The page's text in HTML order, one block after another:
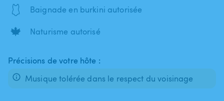
🩱 Baignade en burkini autorisée
🍁 Naturisme autorisé
Précisions de votre hôte :
Musique tolérée dans le respect du voisinage